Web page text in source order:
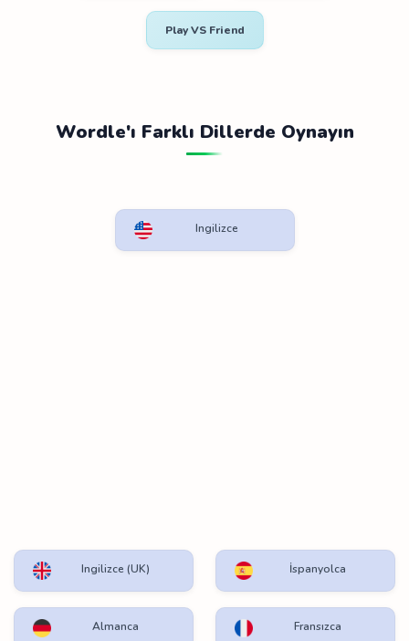
Play VS Friend
Wordle'ı Farklı Dillerde Oynayın
Ingilizce
Ingilizce (UK) İspanyolca
Almanca Fransızca